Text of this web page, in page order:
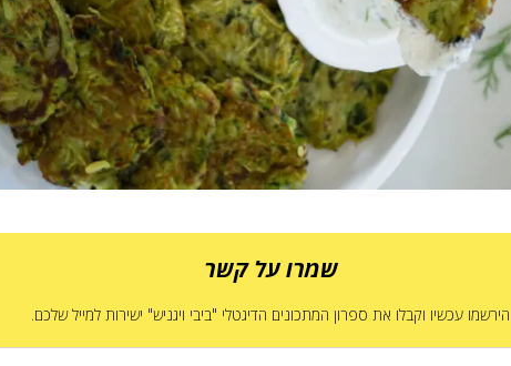
שמרו על קשר
הירשמו עכשיו וקבלו את ספרון המתכונים הדיגטלי "ביבי ויגניש" ישירות למייל שלכם.